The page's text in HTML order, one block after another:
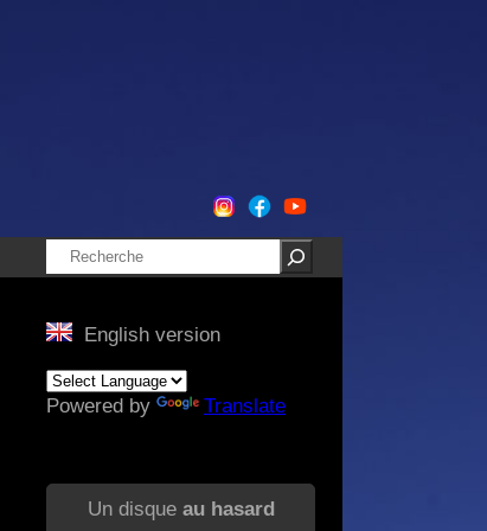
Rechercher
English version
Powered by Translate
Un disque au hasard